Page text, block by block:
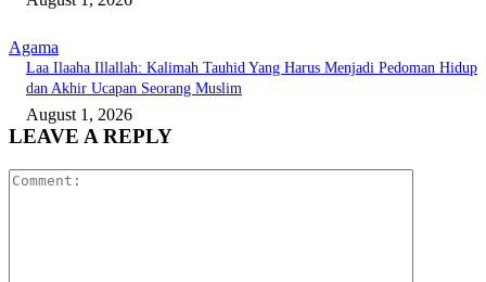
Agama
Laa Ilaaha Illallah: Kalimah Tauhid Yang Harus Menjadi Pedoman Hidup
dan Akhir Ucapan Seorang Muslim
August 1, 2026
LEAVE A REPLY